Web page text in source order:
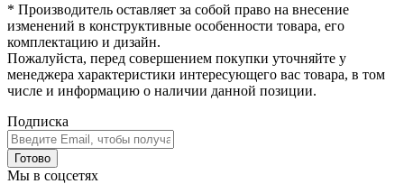
* Производитель оставляет за собой право на внесение
изменений в конструктивные особенности товара, его
комплектацию и дизайн.
Пожалуйста, перед совершением покупки уточняйте у
менеджера характеристики интересующего вас товара, в том
числе и информацию о наличии данной позиции.
Подписка
Готово
Мы в соцсетях